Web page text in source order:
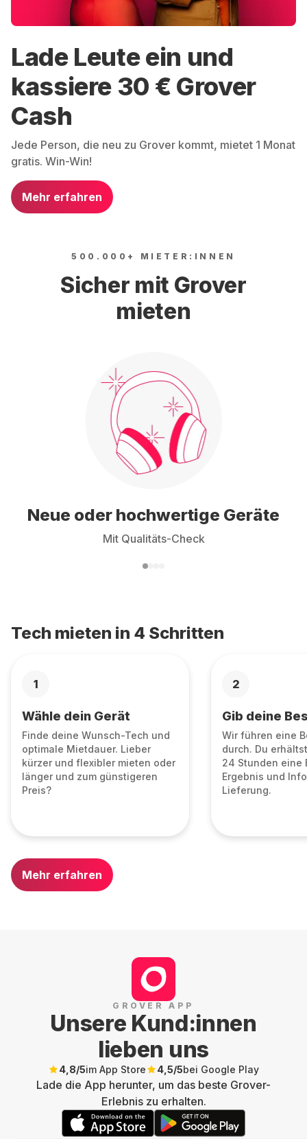
Lade Leute ein und
kassiere 30 € Grover
Cash
Jede Person, die neu zu Grover kommt, mietet 1 Monat
gratis. Win-Win!
Mehr erfahren
500.000+ MIETER:INNEN
Sicher mit Grover
mieten
Neue oder hochwertige Geräte
Mit Qualitäts-Check
Tech mieten in 4 Schritten
1
Wähle dein Gerät
Finde deine Wunsch-Tech und
optimale Mietdauer. Lieber
kürzer und flexibler mieten oder
länger und zum günstigeren
Preis?
2
Gib deine
Wir führen eine
durch. Du
24 Stunden eine
Ergebnis und
Lieferung.
Mehr erfahren
GROVER APP
Unsere Kund:innen
lieben uns
4,8/5im App Store 4,5/5bei Google Play
Lade die App herunter, um das beste Grover-
Erlebnis zu erhalten.